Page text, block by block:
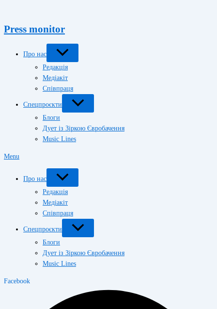
Press monitor
Про нас
Редакція
Медіакіт
Співпраця
Спецпроєкти
Блоги
Дует із Зіркою Євробачення
Music Lines
Menu
Про нас
Редакція
Медіакіт
Співпраця
Спецпроєкти
Блоги
Дует із Зіркою Євробачення
Music Lines
Facebook